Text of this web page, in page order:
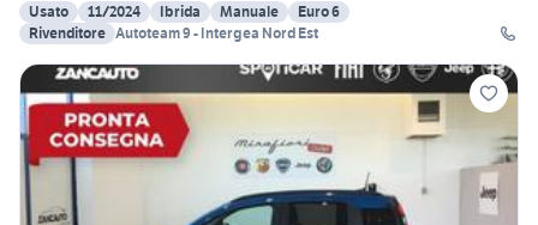
Usato
11/2024 Ibrida Manuale
Euro 6
Rivenditore Autoteam 9 - Intergea Nord Est